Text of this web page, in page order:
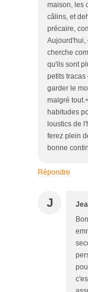
maison, les
câlins, et
précaire,
Aujourd'hui,
cherche
qu'ils sont
petits tracas
garder le
malgré
habitudes
loustics de
ferez plein
bonne
Répondre
J